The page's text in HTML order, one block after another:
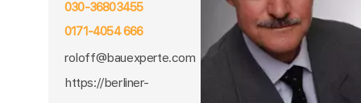
030-36803455
0171-4054 666
roloff@bauexperte.com
https://berliner-